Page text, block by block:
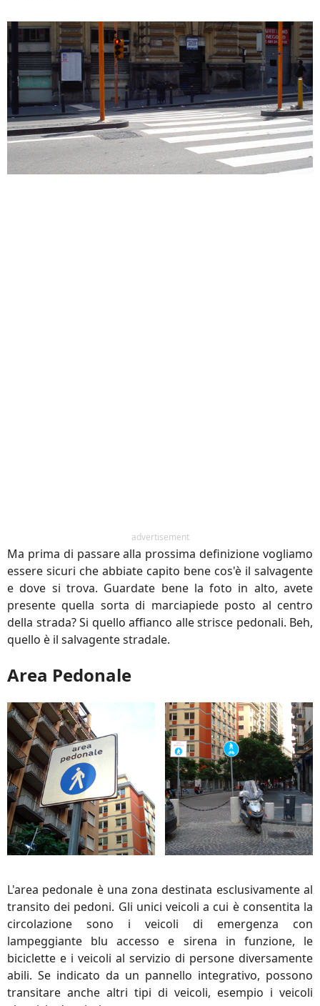
advertisement
Ma prima di passare alla prossima definizione vogliamo
essere sicuri che abbiate capito bene cos'è il salvagente
e dove si trova. Guardate bene la foto in alto, avete
presente quella sorta di marciapiede posto al centro
della strada? Si quello affianco alle strisce pedonali. Beh,
quello è il salvagente stradale.
Area Pedonale
L'area pedonale è una zona destinata esclusivamente al
transito dei pedoni. Gli unici veicoli a cui è consentita la
circolazione sono i veicoli di emergenza con
lampeggiante blu accesso e sirena in funzione, le
biciclette e i veicoli al servizio di persone diversamente
abili. Se indicato da un pannello integrativo, possono
transitare anche altri tipi di veicoli, esempio i veicoli